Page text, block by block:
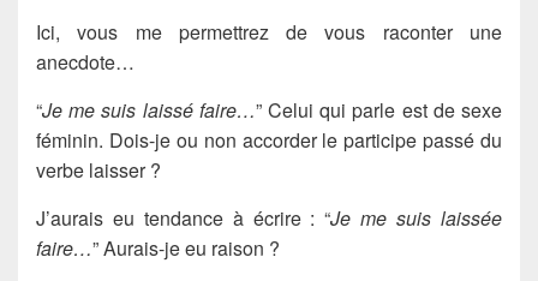
Ici, vous me permettrez de vous raconter une
anecdote…
“Je me suis laissé faire…” Celui qui parle est de sexe
féminin. Dois-je ou non accorder le participe passé du
verbe laisser ?
J’aurais eu tendance à écrire : “Je me suis laissée
faire…” Aurais-je eu raison ?